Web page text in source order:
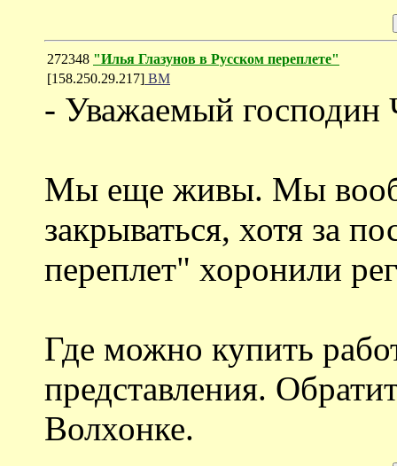
272348 "Илья Глазунов в Русском переплете"
[158.250.29.217] ВМ
- Уважаемый господин
Мы еще живы. Мы
закрываться, хотя за
переплет" хоронили
Где можно купить
представления.
Волхонке.